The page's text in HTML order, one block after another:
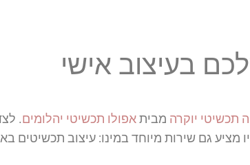
בעיצוב אישי
תכשיטי יוקרה מביתאפולו תכשיטי יהלומים.
מציע גם שירות מיוחד במינו: עיצוב תכשיטים